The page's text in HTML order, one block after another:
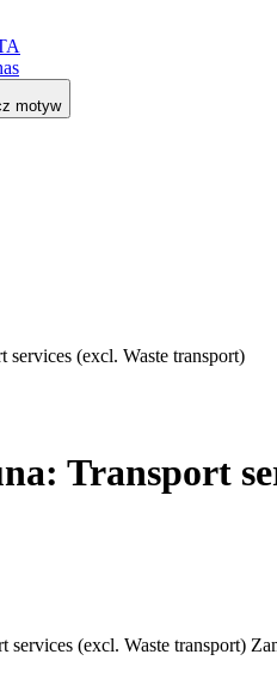
motyw
services (excl. Waste transport)
Transport
services (excl. Waste transport)